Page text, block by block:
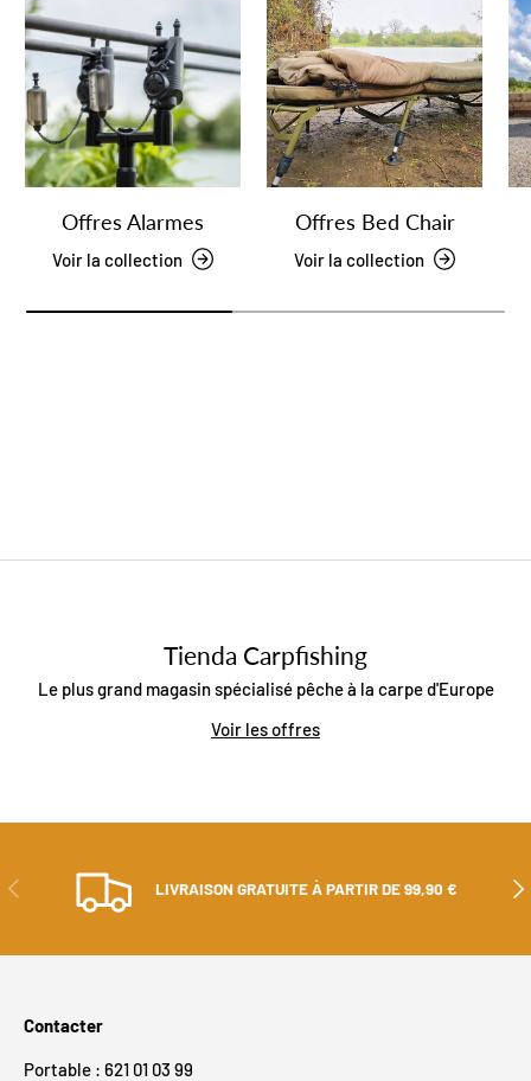
Offres Alarmes
Voir la collection
Offres Bed Chair
Voir la collection
Tienda Carpfishing
Le plus grand magasin spécialisé pêche à la carpe d'Europe
Voir les offres
PRÉCÉDENT LIVRAISON GRATUITE À PARTIR DE 99,90 €
Contacter
Portable : 621 01 03 99